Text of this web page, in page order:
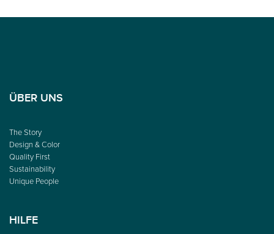
ÜBER UNS
The Story
Design & Color
Quality First
Sustainability
Unique People
HILFE